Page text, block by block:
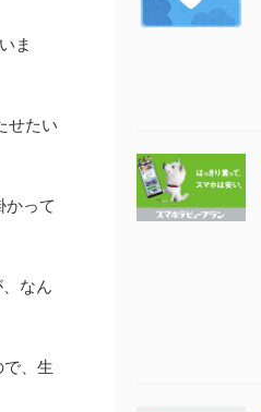
ま
せたい
かって
なん
、生